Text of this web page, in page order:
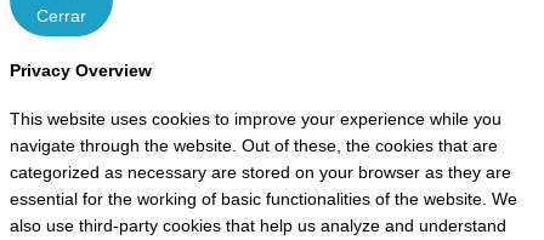
Cerrar
Privacy Overview
This website uses cookies to improve your experience while you
navigate through the website. Out of these, the cookies that are
categorized as necessary are stored on your browser as they are
essential for the working of basic functionalities of the website. We
also use third-party cookies that help us analyze and understand